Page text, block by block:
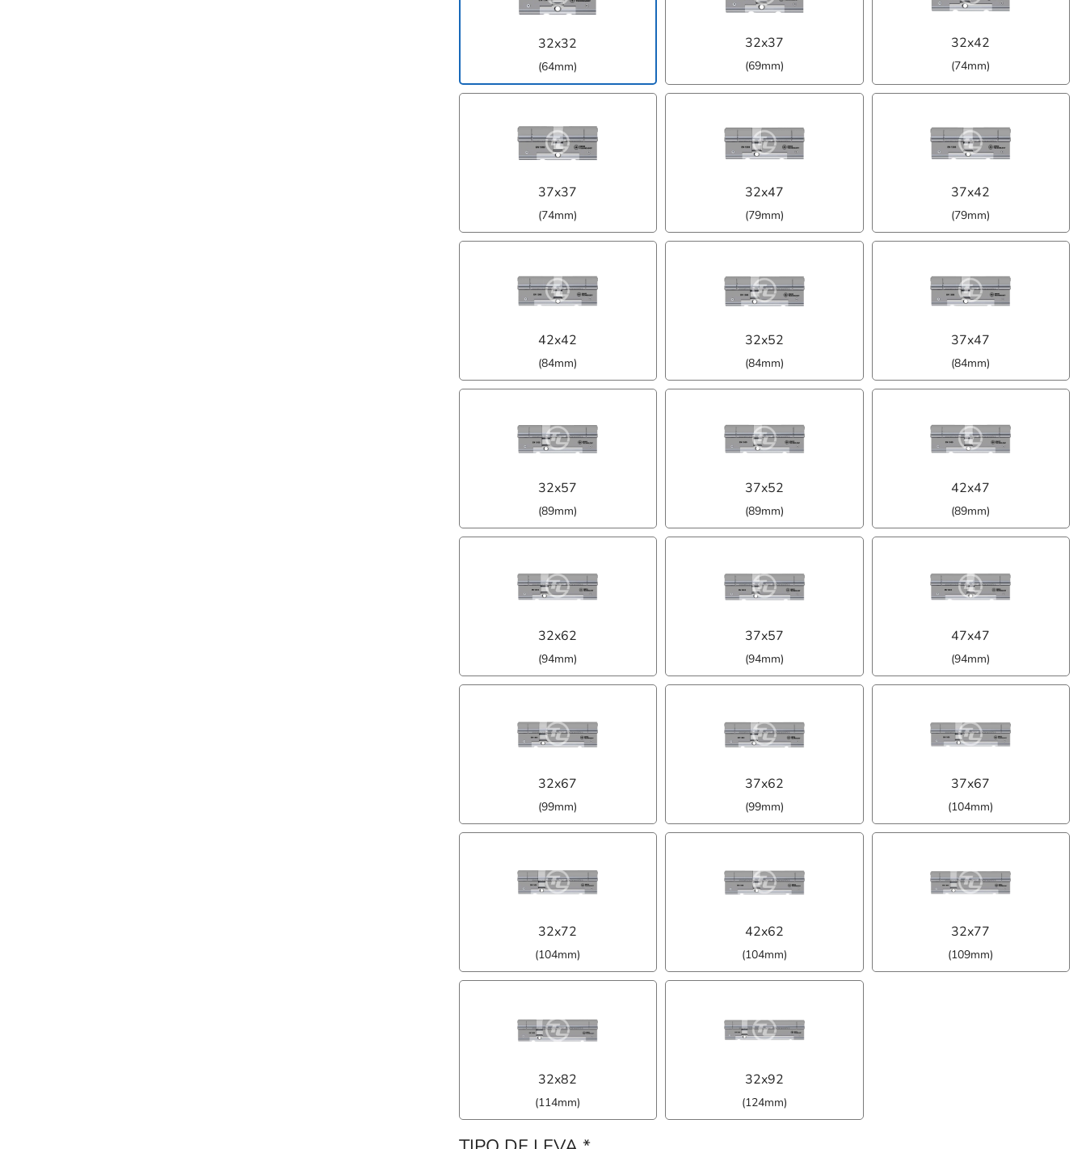
32x32
(64mm)
32x37
(69mm)
32x42
(74mm)
37x37
(74mm)
32x47
(79mm)
37x42
(79mm)
42x42
(84mm)
32x52
(84mm)
37x47
(84mm)
32x57
(89mm)
37x52
(89mm)
42x47
(89mm)
32x62
(94mm)
37x57
(94mm)
47x47
(94mm)
32x67
(99mm)
37x62
(99mm)
37x67
(104mm)
32x72
(104mm)
42x62
(104mm)
32x77
(109mm)
32x82
(114mm)
32x92
(124mm)